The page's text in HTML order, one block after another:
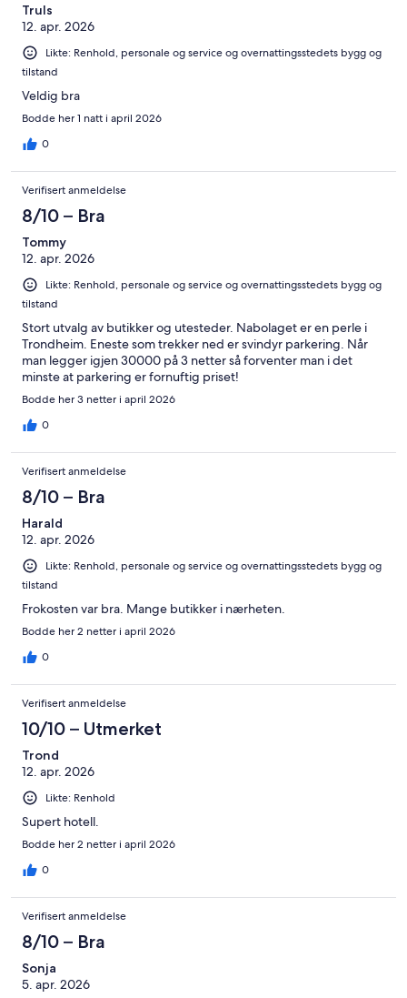
Truls
12. apr. 2026
Likte: Renhold, personale og service og overnattingsstedets bygg og
tilstand
Veldig bra
Bodde her 1 natt i april 2026
0
Verifisert anmeldelse
8/10 – Bra
Tommy
12. apr. 2026
Likte: Renhold, personale og service og overnattingsstedets bygg og
tilstand
Stort utvalg av butikker og utesteder. Nabolaget er en perle i
Trondheim. Eneste som trekker ned er svindyr parkering. Når
man legger igjen 30000 på 3 netter så forventer man i det
minste at parkering er fornuftig priset!
Bodde her 3 netter i april 2026
0
Verifisert anmeldelse
8/10 – Bra
Harald
12. apr. 2026
Likte: Renhold, personale og service og overnattingsstedets bygg og
tilstand
Frokosten var bra. Mange butikker i nærheten.
Bodde her 2 netter i april 2026
0
Verifisert anmeldelse
10/10 – Utmerket
Trond
12. apr. 2026
Likte: Renhold
Supert hotell.
Bodde her 2 netter i april 2026
0
Verifisert anmeldelse
8/10 – Bra
Sonja
5. apr. 2026